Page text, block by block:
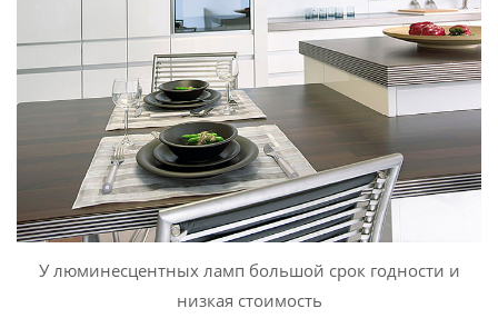
У люминесцентных ламп большой срок годности и
низкая стоимость